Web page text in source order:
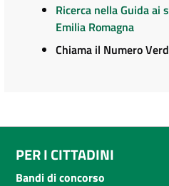
Ricerca nella Guida ai
Emilia Romagna
Chiama il Numero
PER I CITTADINI
Bandi di concorso